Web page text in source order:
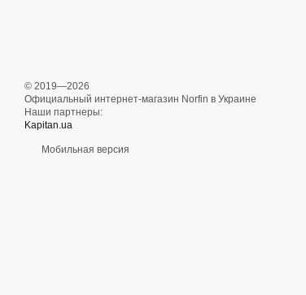
© 2019—2026
Официальный интернет-магазин Norfin в Украине
Наши партнеры:
Kapitan.ua
Мобильная версия